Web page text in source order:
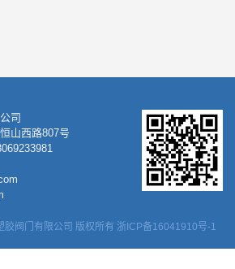
司
山西路807号
阀门有限公司 版权所有 浙ICP备16041910号-1